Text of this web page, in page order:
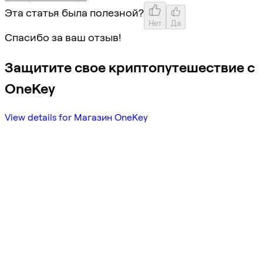
Эта статья была полезной?
Нет Да
Спасибо за ваш отзыв!
Защитите свое криптопутешествие с
OneKey
View details for Магазин OneKey